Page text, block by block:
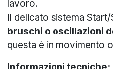
lavoro.
Il delicato sistema Start/
bruschi o oscillazioni
questa è in movimento
Informazioni tecniche: